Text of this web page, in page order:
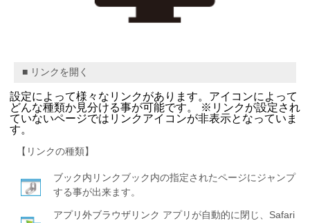
■ リンクを開く
設定によって様々なリンクがあります。アイコンによって
どんな種類か見分ける事が可能です。 ※リンクが設定され
ていないページではリンクアイコンが非表示となっていま
す。
【リンクの種類】
ブック内リンクブック内の指定されたページにジャンプ
する事が出来ます。
アプリ外ブラウザリンク アプリが自動的に閉じ、Safari